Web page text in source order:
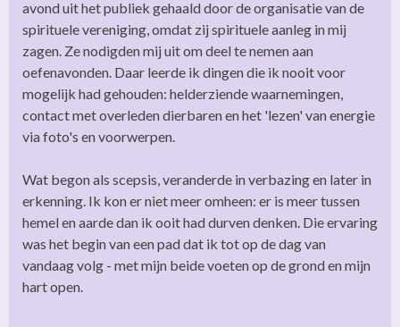
avond uit het publiek gehaald door de organisatie van de
spirituele vereniging, omdat zij spirituele aanleg in mij
zagen. Ze nodigden mij uit om deel te nemen aan
oefenavonden. Daar leerde ik dingen die ik nooit voor
mogelijk had gehouden: helderziende waarnemingen,
contact met overleden dierbaren en het 'lezen' van energie
via foto's en voorwerpen.
Wat begon als scepsis, veranderde in verbazing en later in
erkenning. Ik kon er niet meer omheen: er is meer tussen
hemel en aarde dan ik ooit had durven denken. Die ervaring
was het begin van een pad dat ik tot op de dag van
vandaag volg - met mijn beide voeten op de grond en mijn
hart open.